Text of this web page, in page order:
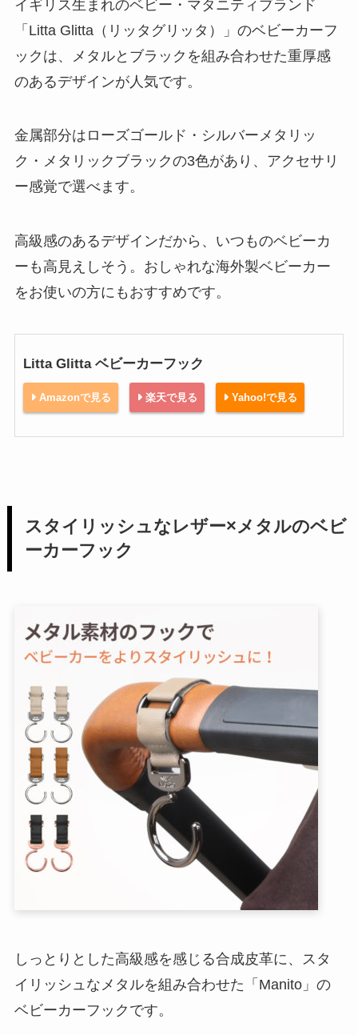
イギリス生まれのベビー・マタニティブランド
「Litta Glitta（リッタグリッタ）」のベビーカーフ
ックは、メタルとブラックを組み合わせた重厚感
のあるデザインが人気です。
金属部分はローズゴールド・シルバーメタリッ
ク・メタリックブラックの3色があり、アクセサリ
ー感覚で選べます。
高級感のあるデザインだから、いつものベビーカ
ーも高見えしそう。おしゃれな海外製ベビーカー
をお使いの方にもおすすめです。
Litta Glitta ベビーカーフック
Amazonで見る 楽天で見る Yahoo!で見る
スタイリッシュなレザー×メタルのベビ
ーカーフック
しっとりとした高級感を感じる合成皮革に、スタ
イリッシュなメタルを組み合わせた「Manito」の
ベビーカーフックです。